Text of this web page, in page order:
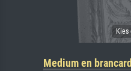
Medium en brancard